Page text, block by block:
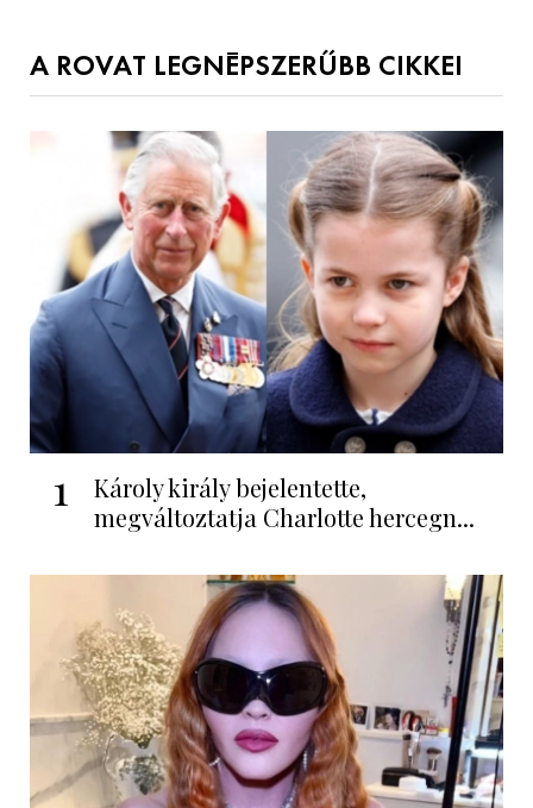
A ROVAT LEGNÉPSZERŰBB CIKKEI
1
Károly király bejelentette,
megváltoztatja Charlotte hercegn...